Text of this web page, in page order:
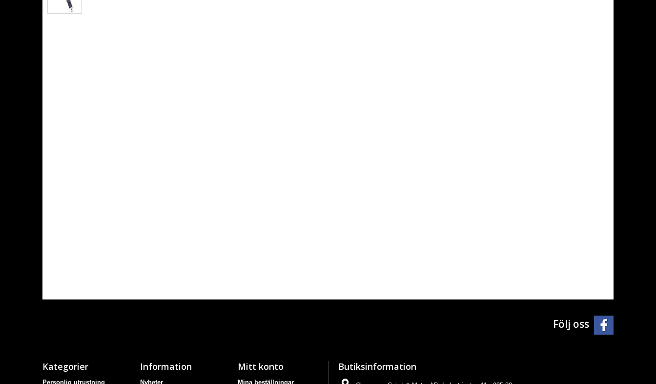
Följ oss
Kategorier
Personlig utrustning
Information
Nyheter
Mitt konto
Mina beställningar
Butiksinformation